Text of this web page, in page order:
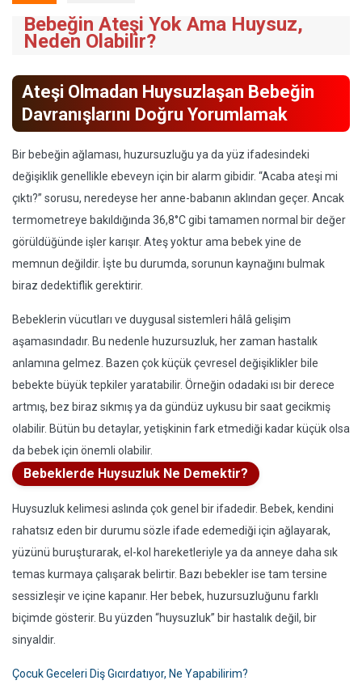
Bebeğin Ateşi Yok Ama Huysuz,
Neden Olabilir?
Ateşi Olmadan Huysuzlaşan Bebeğin
Davranışlarını Doğru Yorumlamak
Bir bebeğin ağlaması, huzursuzluğu ya da yüz ifadesindeki
değişiklik genellikle ebeveyn için bir alarm gibidir. “Acaba ateşi mi
çıktı?” sorusu, neredeyse her anne-babanın aklından geçer. Ancak
termometreye bakıldığında 36,8°C gibi tamamen normal bir değer
görüldüğünde işler karışır. Ateş yoktur ama bebek yine de
memnun değildir. İşte bu durumda, sorunun kaynağını bulmak
biraz dedektiflik gerektirir.
Bebeklerin vücutları ve duygusal sistemleri hâlâ gelişim
aşamasındadır. Bu nedenle huzursuzluk, her zaman hastalık
anlamına gelmez. Bazen çok küçük çevresel değişiklikler bile
bebekte büyük tepkiler yaratabilir. Örneğin odadaki ısı bir derece
artmış, bez biraz sıkmış ya da gündüz uykusu bir saat gecikmiş
olabilir. Bütün bu detaylar, yetişkinin fark etmediği kadar küçük olsa
da bebek için önemli olabilir.
Bebeklerde Huysuzluk Ne Demektir?
Huysuzluk kelimesi aslında çok genel bir ifadedir. Bebek, kendini
rahatsız eden bir durumu sözle ifade edemediği için ağlayarak,
yüzünü buruşturarak, el-kol hareketleriyle ya da anneye daha sık
temas kurmaya çalışarak belirtir. Bazı bebekler ise tam tersine
sessizleşir ve içine kapanır. Her bebek, huzursuzluğunu farklı
biçimde gösterir. Bu yüzden “huysuzluk” bir hastalık değil, bir
sinyaldir.
Çocuk Geceleri Diş Gıcırdatıyor, Ne Yapabilirim?